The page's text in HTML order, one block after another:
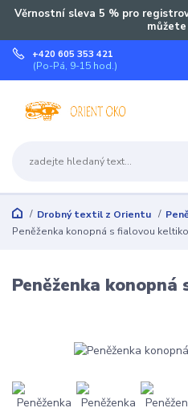
Věrnostní sleva 5 % pro
můžete
+420 605 353 421
(Po-Pá, 9-15 hod.)
Drobný textil z Orientu
Peněženka konopná s fialovou
Peněženka